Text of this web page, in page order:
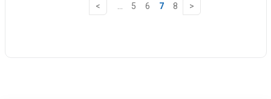
5 6 7 8